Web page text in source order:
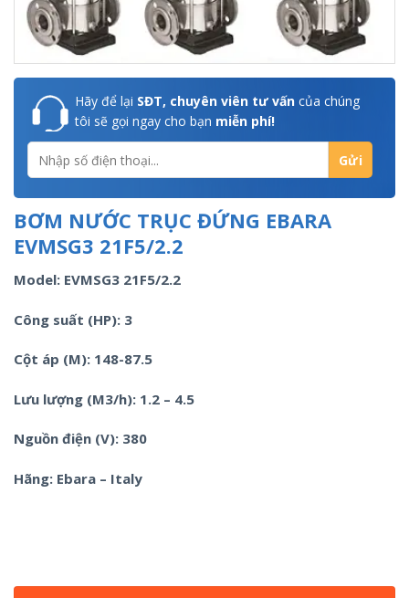
Hãy để lại SĐT, chuyên viên tư vấn của chúng
tôi sẽ gọi ngay cho bạn miễn phí!
BƠM NƯỚC TRỤC ĐỨNG EBARA
EVMSG3 21F5/2.2
Model: EVMSG3 21F5/2.2
Công suất (HP): 3
Cột áp (M): 148-87.5
Lưu lượng (M3/h): 1.2 – 4.5
Nguồn điện (V): 380
Hãng: Ebara – Italy